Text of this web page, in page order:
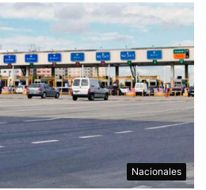
Nacionales